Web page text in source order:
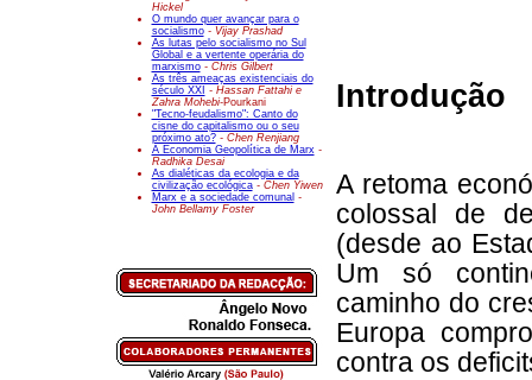
Hickel
O mundo quer avançar para o
socialismo- Vijay Prashad
As lutas pelo socialismo no Sul
Global e a vertente operária do
marxismo- Chris Gilbert
As três ameaças existenciais do
século XXI - Hassan Fattahi e
Zahra Mohebi-Pourkani
"Tecno-feudalismo": Canto do
cisne do capitalismo ou o seu
próximo ato? - Chen Renjiang
A Economia Geopolítica de Marx-
Radhika Desai
As dialéticas da ecologia e da
civilização ecológica - Chen Yiwen
Marx e a sociedade comunal -
John Bellamy Foster
Introdução
A retoma
colossal de
(desde ao
Um só
caminho do
Europa
contra os